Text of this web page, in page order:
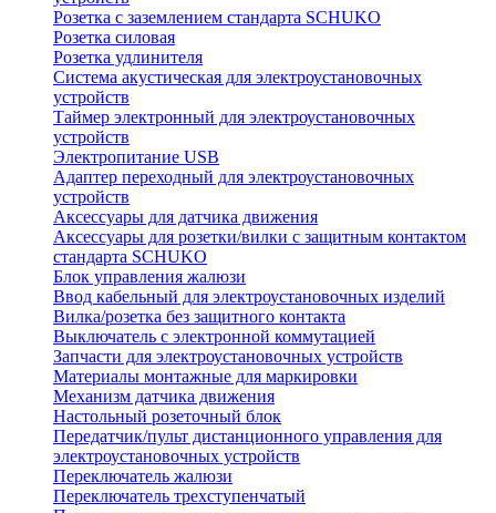
Розетка с заземлением стандарта SCHUKO
Розетка силовая
Розетка удлинителя
Система акустическая для электроустановочных
устройств
Таймер электронный для электроустановочных
устройств
Электропитание USB
Адаптер переходный для электроустановочных
устройств
Аксессуары для датчика движения
Аксессуары для розетки/вилки с защитным контактом
стандарта SCHUKO
Блок управления жалюзи
Ввод кабельный для электроустановочных изделий
Вилка/розетка без защитного контакта
Выключатель с электронной коммутацией
Запчасти для электроустановочных устройств
Материалы монтажные для маркировки
Механизм датчика движения
Настольный розеточный блок
Передатчик/пульт дистанционного управления для
электроустановочных устройств
Переключатель жалюзи
Переключатель трехступенчатый